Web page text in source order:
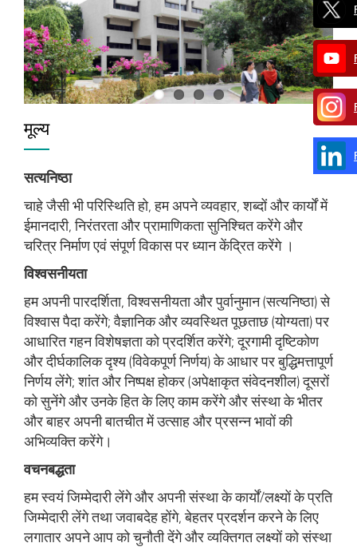
मूल्य
सत्यनिष्ठा
चाहे जैसी भी परिस्थिति हो, हम अपने व्यवहार, शब्दों और कार्यों में
ईमानदारी, निरंतरता और प्रामाणिकता सुनिश्चित करेंगे और
चरित्र निर्माण एवं संपूर्ण विकास पर ध्यान केंद्रित करेंगे ।
विश्वसनीयता
हम अपनी पारदर्शिता, विश्वसनीयता और पुर्वानुमान (सत्यनिष्ठा) से
विश्वास पैदा करेंगे; वैज्ञानिक और व्यवस्थित पूछताछ (योग्यता) पर
आधारित गहन विशेषज्ञता को प्रदर्शित करेंगे; दूरगामी दृष्टिकोण
और दीर्घकालिक दृश्य (विवेकपूर्ण निर्णय) के आधार पर बुद्धिमत्तापूर्ण
निर्णय लेंगे; शांत और निष्पक्ष होकर (अपेक्षाकृत संवेदनशील) दूसरों
को सुनेंगे और उनके हित के लिए काम करेंगे और संस्था के भीतर
और बाहर अपनी बातचीत में उत्साह और प्रसन्न भावों की
अभिव्यक्ति करेंगे।
वचनबद्धता
हम स्वयं जिम्मेदारी लेंगे और अपनी संस्था के कार्यों/लक्ष्यों के प्रति
जिम्मेदारी लेंगे तथा जवाबदेह होंगे, बेहतर प्रदर्शन करने के लिए
लगातार अपने आप को चुनौती देंगे और व्यक्तिगत लक्ष्यों को संस्था